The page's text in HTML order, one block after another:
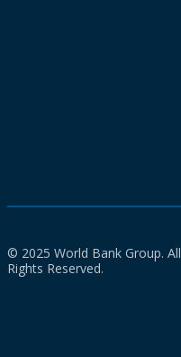
© 2025 World Bank Group. All
Rights Reserved.